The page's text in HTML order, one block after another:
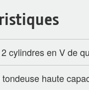
cylindres en V de
haute